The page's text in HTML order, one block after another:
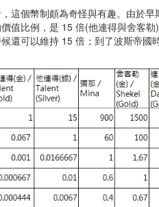
這個幣制頗為奇怪與有趣。由於
值比例，是 15 倍(他連得與舍客
還可以維持 15 倍；到了波斯帝